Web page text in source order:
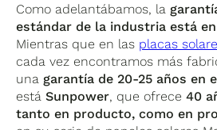
Como adelantábamos, la
estándar de la industria está en
Mientras que en las placas
cada vez encontramos más
una garantía de 20-25 años en
estáSunpower, que ofrece40
tanto en producto, como en